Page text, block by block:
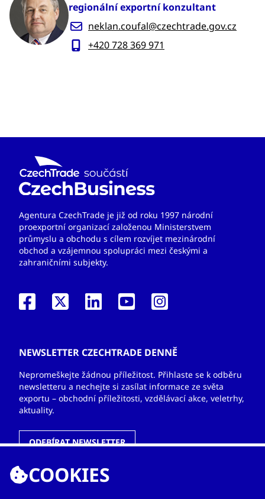
regionální exportní konzultant
neklan.coufal@czechtrade.gov.cz
+420 728 369 971
Agentura CzechTrade je již od roku 1997 národní
proexportní organizací založenou Ministerstvem
průmyslu a obchodu s cílem rozvíjet mezinárodní
obchod a vzájemnou spolupráci mezi českými a
zahraničními subjekty.
NEWSLETTER CZECHTRADE DENNĚ
Nepromeškejte žádnou příležitost. Přihlaste se k odběru
newsletteru a nechejte si zasílat informace ze světa
exportu – obchodní příležitosti, vzdělávací akce, veletrhy,
aktuality.
ODEBÍRAT NEWSLETTER
COOKIES